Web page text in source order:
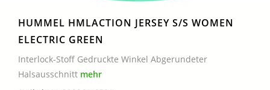
HUMMEL HMLACTION JERSEY S/S WOMEN
ELECTRIC GREEN
Interlock-Stoff Gedruckte Winkel Abgerundeter
Halsausschnitt mehr